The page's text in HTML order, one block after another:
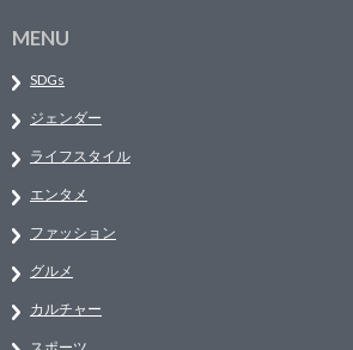
MENU
SDGs
ジェンダー
ライフスタイル
エンタメ
ファッション
グルメ
カルチャー